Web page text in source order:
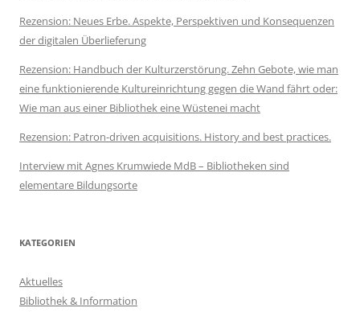
Rezension: Neues Erbe. Aspekte, Perspektiven und Konsequenzen
der digitalen Überlieferung
Rezension: Handbuch der Kulturzerstörung. Zehn Gebote, wie man
eine funktionierende Kultureinrichtung gegen die Wand fährt oder:
Wie man aus einer Bibliothek eine Wüstenei macht
Rezension: Patron-driven acquisitions. History and best practices.
Interview mit Agnes Krumwiede MdB – Bibliotheken sind
elementare Bildungsorte
KATEGORIEN
Aktuelles
Bibliothek & Information